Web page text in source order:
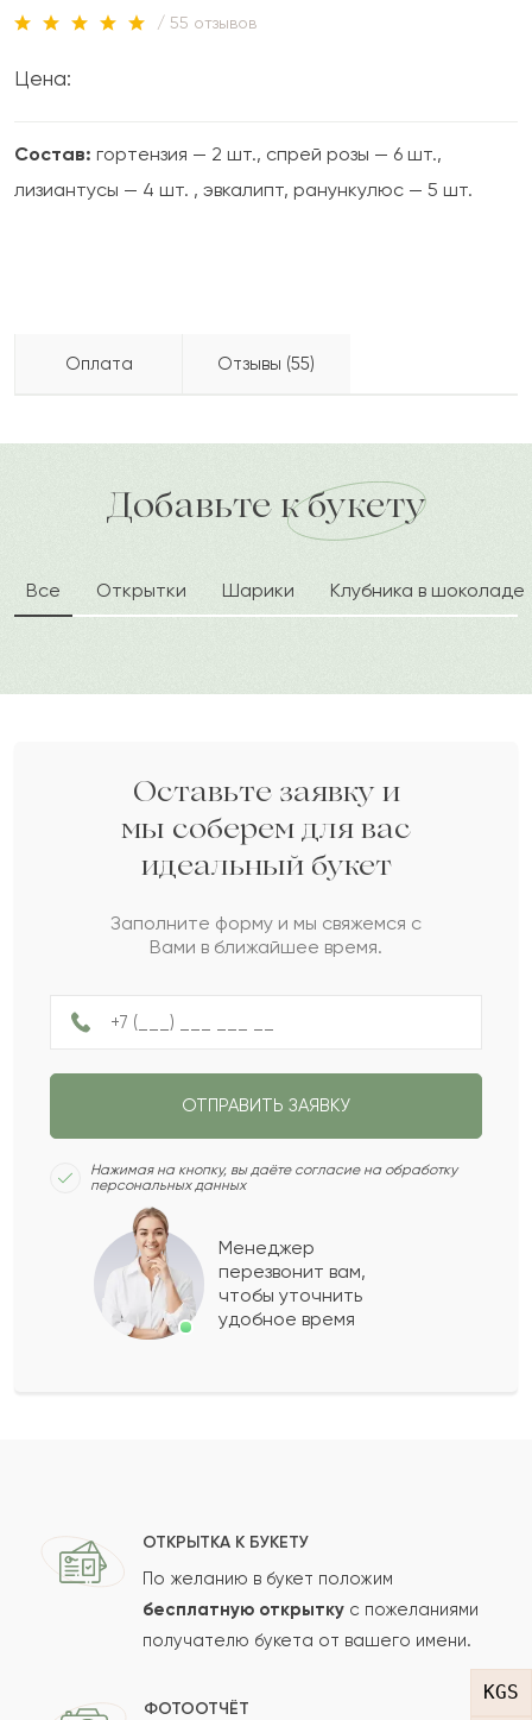
KGS
/ 55 отзывов
Цена:
Состав: гортензия — 2 шт., спрей розы — 6 шт.,
лизиантусы — 4 шт. , эвкалипт, ранункулюс — 5 шт.
Оплата Отзывы (55)
доставка по городу в течение часа
А 2022-06-26
Аэлита
2022-05-31
Х 2022-03-21
Хикмет
Ф 2022-03-05
Фаузия
2021-12-04
Израиль
Джамиля
Зарина
З Зерек
Гертруда
Показать еще
Ваш e-mail
Отзыв
Добавьте к букету
Все Открытки Шарики Клубника в шоколаде
Оставьте заявку и
мы соберем для вас
идеальный букет
Заполните форму и мы свяжемся с
Вами в ближайшее время.
ОТПРАВИТЬ ЗАЯВКУ
Нажимая на кнопку, вы даёте согласие на обработку
персональных данных
Менеджер
перезвонит вам,
чтобы уточнить
удобное время
ОТКРЫТКА К БУКЕТУ
По желанию в букет положим
бесплатную открытку с пожеланиями
получателю букета от вашего имени.
ФОТООТЧЁТ